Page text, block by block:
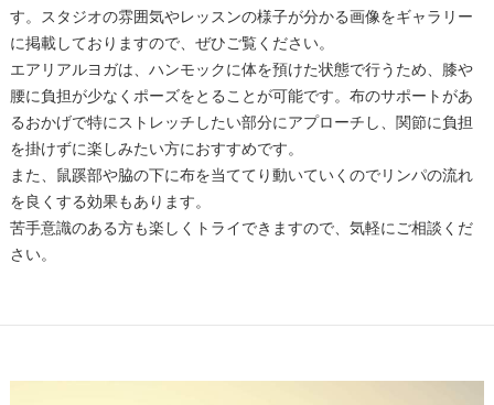
す。スタジオの雰囲気やレッスンの様子が分かる画像をギャラリー
に掲載しておりますので、ぜひご覧ください。
エアリアルヨガは、ハンモックに体を預けた状態で行うため、膝や
腰に負担が少なくポーズをとることが可能です。布のサポートがあ
るおかげで特にストレッチしたい部分にアプローチし、関節に負担
を掛けずに楽しみたい方におすすめです。
また、鼠蹊部や脇の下に布を当ててり動いていくのでリンパの流れ
を良くする効果もあります。
苦手意識のある方も楽しくトライできますので、気軽にご相談くだ
さい。